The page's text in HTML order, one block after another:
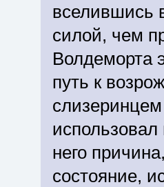
вселившись
силой, чем
Волдеморта
путь к
него
состояние,